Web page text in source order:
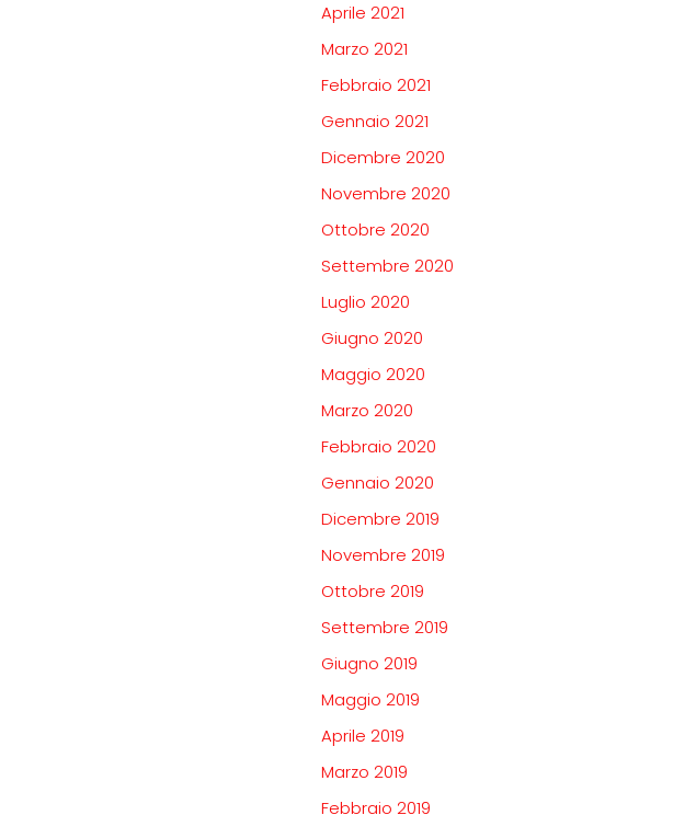
Aprile 2021
Marzo 2021
Febbraio 2021
Gennaio 2021
Dicembre 2020
Novembre 2020
Ottobre 2020
Settembre 2020
Luglio 2020
Giugno 2020
Maggio 2020
Marzo 2020
Febbraio 2020
Gennaio 2020
Dicembre 2019
Novembre 2019
Ottobre 2019
Settembre 2019
Giugno 2019
Maggio 2019
Aprile 2019
Marzo 2019
Febbraio 2019